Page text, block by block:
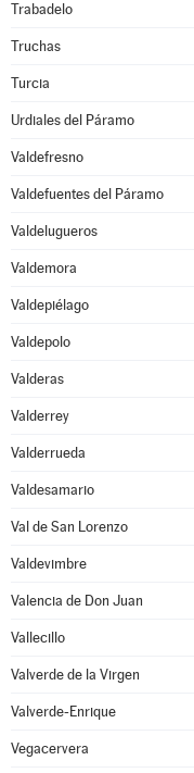
Trabadelo
Truchas
Turcia
Urdiales del Páramo
Valdefresno
Valdefuentes del Páramo
Valdelugueros
Valdemora
Valdepiélago
Valdepolo
Valderas
Valderrey
Valderrueda
Valdesamario
Val de San Lorenzo
Valdevimbre
Valencia de Don Juan
Vallecillo
Valverde de la Virgen
Valverde-Enrique
Vegacervera